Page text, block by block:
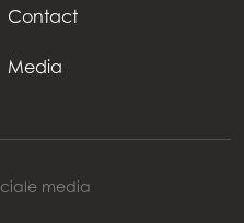
Contact
Media
media